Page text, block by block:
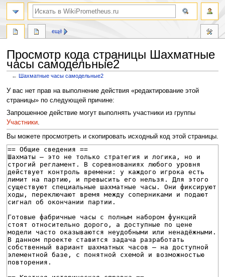
Просмотр кода страницы Шахматные
часы самодельные2
←Шахматные часы самодельные2
Перейти
к
навигации
Перейти
к
поиску
У вас нет прав на выполнение действия «редактирование этой
страницы» по следующей причине:
Запрошенное действие могут выполнять участники из группы
Участники.
Вы можете просмотреть и скопировать исходный код этой страницы.
ещё
поиск